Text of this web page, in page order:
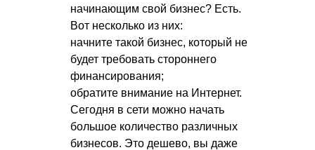
начинающим свой бизнес? Есть.
Вот несколько из них:
начните такой бизнес, который не
будет требовать стороннего
финансирования;
обратите внимание на Интернет.
Сегодня в сети можно начать
большое количество различных
бизнесов. Это дешево, вы даже